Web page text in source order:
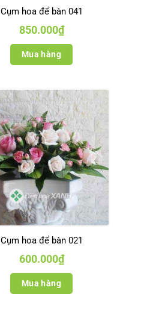
Cụm hoa để bàn 041
850.000₫
Mua hàng
Cụm hoa để bàn 021
600.000₫
Mua hàng